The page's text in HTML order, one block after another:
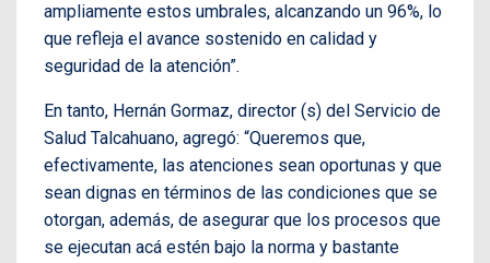
ampliamente estos umbrales, alcanzando un 96%, lo
que refleja el avance sostenido en calidad y
seguridad de la atención”.
En tanto, Hernán Gormaz, director (s) del Servicio de
Salud Talcahuano, agregó: “Queremos que,
efectivamente, las atenciones sean oportunas y que
sean dignas en términos de las condiciones que se
otorgan, además, de asegurar que los procesos que
se ejecutan acá estén bajo la norma y bastante